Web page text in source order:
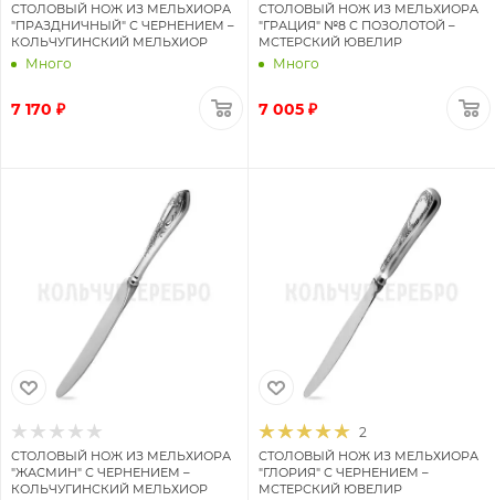
СТОЛОВЫЙ НОЖ ИЗ МЕЛЬХИОРА
"ПРАЗДНИЧНЫЙ" С ЧЕРНЕНИЕМ –
КОЛЬЧУГИНСКИЙ МЕЛЬХИОР
Много
7 170 ₽
СТОЛОВЫЙ НОЖ ИЗ МЕЛЬХИОРА
"ГРАЦИЯ" №8 С ПОЗОЛОТОЙ –
МСТЕРСКИЙ ЮВЕЛИР
Много
7 005 ₽
СТОЛОВЫЙ НОЖ ИЗ МЕЛЬХИОРА
"ЖАСМИН" С ЧЕРНЕНИЕМ –
КОЛЬЧУГИНСКИЙ МЕЛЬХИОР
2
СТОЛОВЫЙ НОЖ ИЗ МЕЛЬХИОРА
"ГЛОРИЯ" С ЧЕРНЕНИЕМ –
МСТЕРСКИЙ ЮВЕЛИР